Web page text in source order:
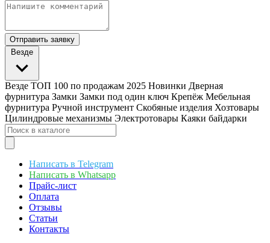
Отправить заявку
Везде
Везде ТОП 100 по продажам 2025 Новинки Дверная
фурнитура Замки Замки под один ключ Крепёж Мебельная
фурнитура Ручной инструмент Скобяные изделия Хозтовары
Цилиндровые механизмы Электротовары Каяки байдарки
Написать в Telegram
Написать в Whatsapp
Прайс-лист
Оплата
Отзывы
Статьи
Контакты